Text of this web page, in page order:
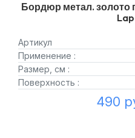
Бордюр метал. золото
Артикул
Применение :
Размер, см :
Поверхность :
490